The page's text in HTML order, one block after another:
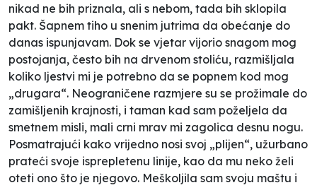
nikad ne bih priznala, ali s nebom, tada bih sklopila
pakt. Šapnem tiho u snenim jutrima da obećanje do
danas ispunjavam. Dok se vjetar vijorio snagom mog
postojanja, često bih na drvenom stoliću, razmišljala
koliko ljestvi mi je potrebno da se popnem kod mog
„drugara“. Neograničene razmjere su se prožimale do
zamišljenih krajnosti, i taman kad sam poželjela da
smetnem misli, mali crni mrav mi zagolica desnu nogu.
Posmatrajući kako vrijedno nosi svoj „plijen“, užurbano
prateći svoje isprepletenu linije, kao da mu neko želi
oteti ono što je njegovo. Meškoljila sam svoju maštu i